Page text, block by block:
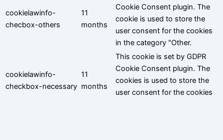
cookielawinfo-
checbox-others
11
months
Cookie Consent plugin. The
cookie is used to store the
user consent for the cookies
in the category "Other.
cookielawinfo-
checkbox-necessary
11
months
This cookie is set by GDPR
Cookie Consent plugin. The
cookies is used to store the
user consent for the cookies